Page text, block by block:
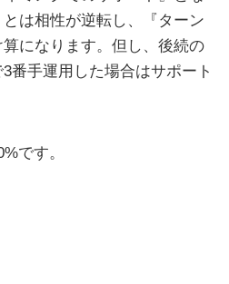
は相性が逆転し、『ターン
になります。但し、後続の
番手運用した場合はサポート
です。